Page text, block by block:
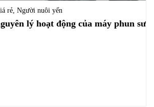
rẻ, Người nuôi yến
lý hoạt động của máy phun